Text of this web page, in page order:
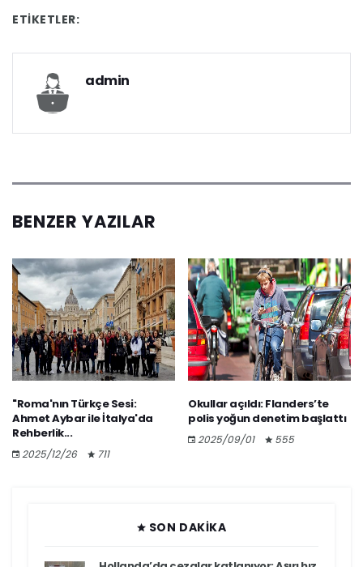
ETIKETLER:
admin
BENZER YAZILAR
"Roma'nın Türkçe Sesi:
Ahmet Aybar ile İtalya'da
Rehberlik...
2025/12/26 711
Okullar açıldı: Flanders’te
polis yoğun denetim başlattı
2025/09/01 555
SON DAKIKA